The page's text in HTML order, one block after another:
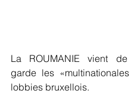
La ROUMANIE vient
garde les
lobbies bruxellois.